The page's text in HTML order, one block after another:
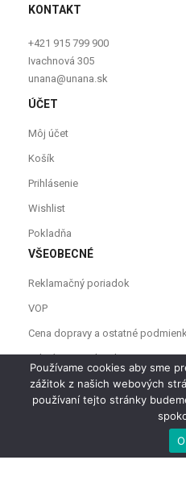
KONTAKT
+421 915 799 900
Ivachnová 305
unana@unana.sk
ÚČET
Môj účet
Košík
Prihlásenie
Wishlist
Pokladňa
VŠEOBECNÉ
Reklamačný poriadok
VOP
Cena dopravy a ostatné
Odstúpenie od zmluvy
Používame cookies aby sme
zážitok z našich webových
používaní tejto stránky